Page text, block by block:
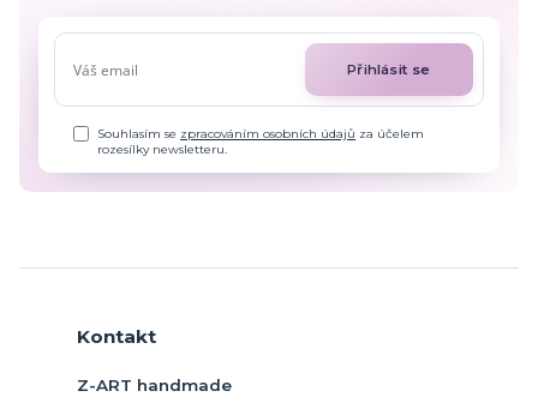
Přihlásit se
Souhlasím se zpracováním osobních údajů za účelem
rozesílky newsletteru.
Kontakt
Z-ART handmade